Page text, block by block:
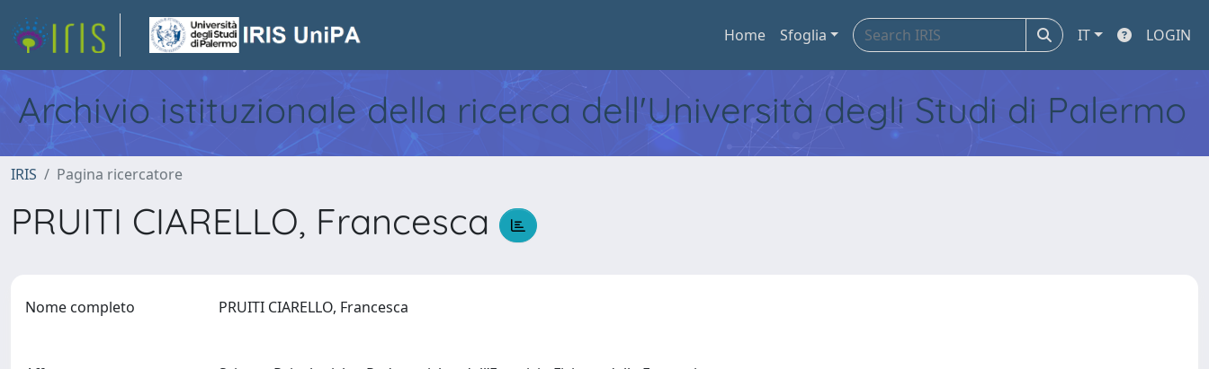
Home Sfoglia IT LOGIN
Archivio istituzionale della ricerca dell'Università degli Studi di Palermo
IRIS Pagina ricercatore
PRUITI CIARELLO, Francesca
Nome completo PRUITI CIARELLO, Francesca